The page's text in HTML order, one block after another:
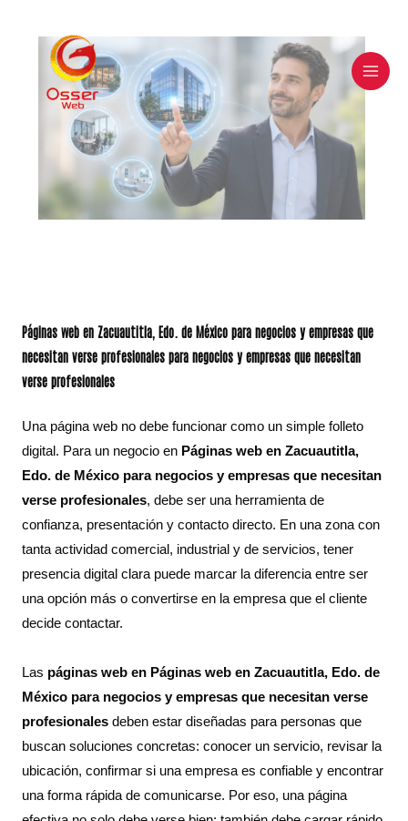
Páginas web en Zacuautitla , Edo. de México para negocios y empresas que
necesitan verse profesionales para negocios y empresas que necesitan
verse profesionales
Una página web no debe funcionar como un simple folleto
digital. Para un negocio en Páginas web en Zacuautitla,
Edo. de México para negocios y empresas que necesitan
verse profesionales, debe ser una herramienta de
confianza, presentación y contacto directo. En una zona con
tanta actividad comercial, industrial y de servicios, tener
presencia digital clara puede marcar la diferencia entre ser
una opción más o convertirse en la empresa que el cliente
decide contactar.
Las páginas web en Páginas web en Zacuautitla, Edo. de
México para negocios y empresas que necesitan verse
profesionales deben estar diseñadas para personas que
buscan soluciones concretas: conocer un servicio, revisar la
ubicación, confirmar si una empresa es confiable y encontrar
una forma rápida de comunicarse. Por eso, una página